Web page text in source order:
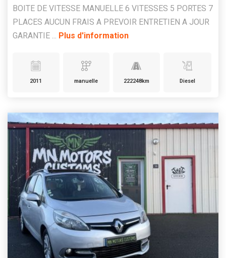
BOITE DE VITESSE MANUELLE 6 VITESSES 5 PORTES 7
PLACES AUCUN FRAIS A PREVOIR ENTRETIEN A JOUR
GARANTIE ... Plus d'information
2011 manuelle 222248km Diesel